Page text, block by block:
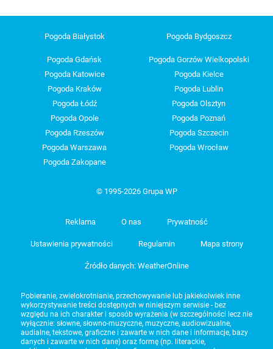
Pogoda Białystok Pogoda Bydgoszcz
Pogoda Gdańsk
Pogoda Gorzów Wielkopolski
Pogoda Katowice
Pogoda Kielce
Pogoda Kraków
Pogoda Lublin
Pogoda Łódź
Pogoda Olsztyn
Pogoda Opole
Pogoda Poznań
Pogoda Rzeszów
Pogoda Szczecin
Pogoda Warszawa
Pogoda Wrocław
Pogoda Zakopane
© 1995-2026 Grupa WP
Reklama O nas Prywatność
Ustawienia prywatności Regulamin Mapa strony
Źródło danych: WeatherOnline
Pobieranie, zwielokrotnianie, przechowywanie lub jakiekolwiek inne
wykorzystywanie treści dostępnych w niniejszym serwisie - bez
względu na ich charakter i sposób wyrażenia (w szczególności lecz nie
wyłącznie: słowne, słowno-muzyczne, muzyczne, audiowizualne,
audialne, tekstowe, graficzne i zawarte w nich dane i informacje, bazy
danych i zawarte w nich dane) oraz formę (np. literackie,